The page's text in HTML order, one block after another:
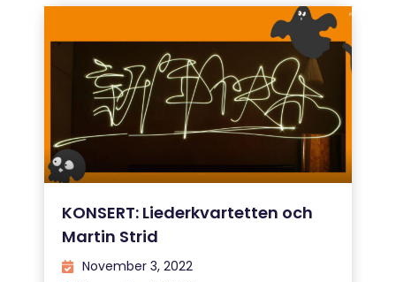
KONSERT: Liederkvartetten och
Martin Strid
November 3, 2022